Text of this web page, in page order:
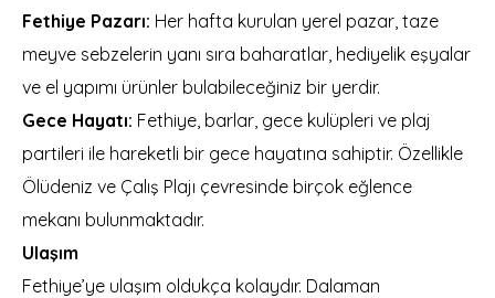
Fethiye Pazarı: Her hafta kurulan yerel pazar, taze
meyve sebzelerin yanı sıra baharatlar, hediyelik eşyalar
ve el yapımı ürünler bulabileceğiniz bir yerdir.
Gece Hayatı: Fethiye, barlar, gece kulüpleri ve plaj
partileri ile hareketli bir gece hayatına sahiptir. Özellikle
Ölüdeniz ve Çalış Plajı çevresinde birçok eğlence
mekanı bulunmaktadır.
Ulaşım
Fethiye’ye ulaşım oldukça kolaydır. Dalaman